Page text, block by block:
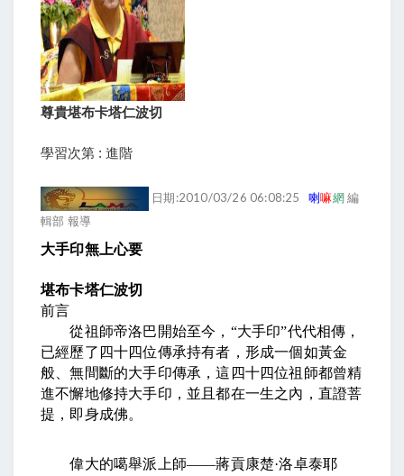
尊貴堪布卡塔仁波切
學習次第 : 進階
日期:2010/03/26 06:08:25喇嘛網編
輯部 報導
大手印無上心要
堪布卡塔仁波切
前言
從祖師帝洛巴開始至今， “大手印”代代相傳，
已經歷了四十四位傳承持有者，形成一個如黃金
般、無間斷的大手印傳承，這四十四位祖師都曾精
進不懈地修持大手印，並且都在一生之內，直證菩
提，即身成佛。
偉大的噶舉派上師——蔣貢康楚·洛卓泰耶